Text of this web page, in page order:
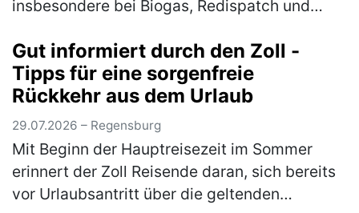
insbesondere bei Biogas, Redispatch und
Bundeskabinett die Novelle für das
Erneuerbare-Energien-Gesetz (EE…
Gut informiert durch den Zoll -
Tipps für eine sorgenfreie
Rückkehr aus dem Urlaub
29.07.2026 – Regensburg
Mit Beginn der Hauptreisezeit im Sommer
erinnert der Zoll Reisende daran, sich bereits
vor Urlaubsantritt über die geltenden